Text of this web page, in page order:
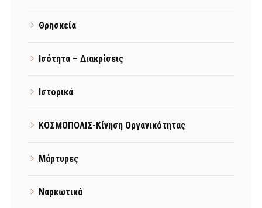
Θρησκεία
Ισότητα – Διακρίσεις
Ιστορικά
ΚΟΣΜΟΠΟΛΙΣ-Κίνηση Οργανικότητας
Μάρτυρες
Ναρκωτικά